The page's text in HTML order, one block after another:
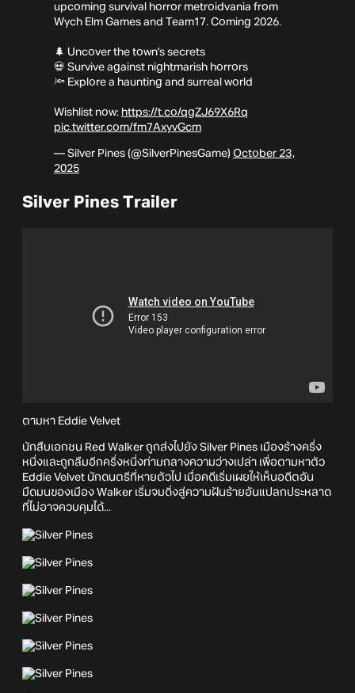
upcoming survival horror metroidvania from
Wych Elm Games and Team17. Coming 2026.
🌲 Uncover the town's secrets
💀 Survive against nightmarish horrors
🔦 Explore a haunting and surreal world
Wishlist now: https://t.co/qgZJ69X6Rq
pic.twitter.com/fm7AxyvGcm
— Silver Pines (@SilverPinesGame) October 23,
2025
Silver Pines Trailer
ตามหา Eddie Velvet
นักสืบเอกชน Red Walker ถูกส่งไปยัง Silver Pines เมืองร้างครึ่ง
หนึ่งและถูกลืมอีกครึ่งหนึ่งท่ามกลางความว่างเปล่า เพื่อตามหาตัว
Eddie Velvet นักดนตรีที่หายตัวไป เมื่อคดีเริ่มเผยให้เห็นอดีตอัน
มืดมนของเมือง Walker เริ่มจมดิ่งสู่ความฝันร้ายอันแปลกประหลาด
ที่ไม่อาจควบคุมได้...